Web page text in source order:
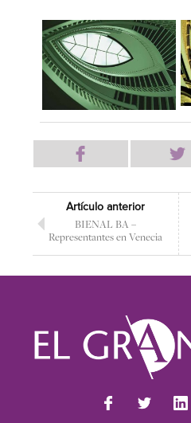
Artículo anterior
BIENAL BA –
Representantes en Venecia